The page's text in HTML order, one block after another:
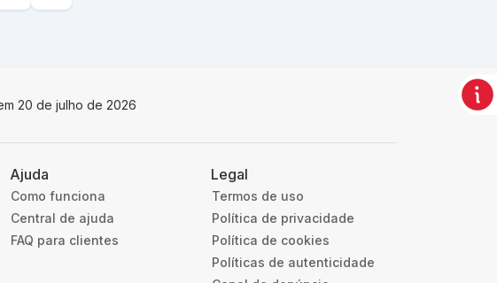
20 de julho de 2026
Ajuda
Como funciona
Central de ajuda
FAQ para clientes
Legal
Termos de uso
Política de privacidade
Política de cookies
Políticas de autenticidade